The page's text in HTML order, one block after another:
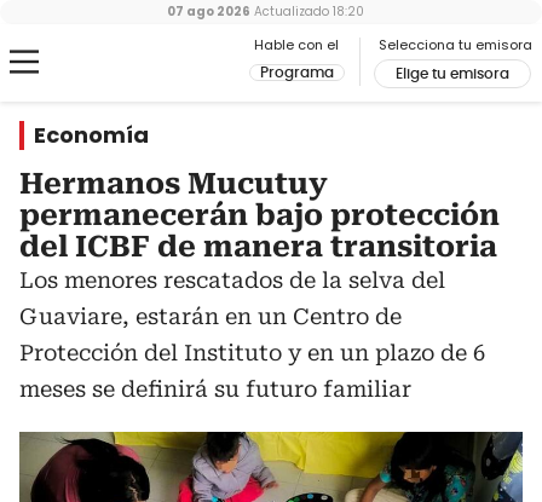
Hable con el
Programa
Selecciona tu emisora
Elige tu emisora
07 ago 2026 Actualizado 18:20
Economía
Hermanos Mucutuy
permanecerán bajo protección
del ICBF de manera transitoria
Los menores rescatados de la selva del
Guaviare, estarán en un Centro de
Protección del Instituto y en un plazo de 6
meses se definirá su futuro familiar